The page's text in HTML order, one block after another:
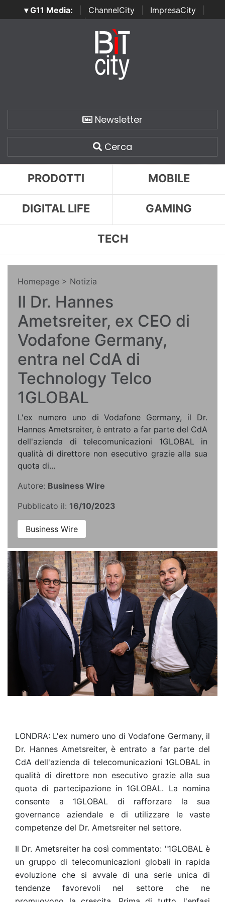
▾ G11 Media: ChannelCity ImpresaCity
SecurityOpenLab | Italian Channel Awards | Italian
Italian Security Awards
Newsletter
Cerca
PRODOTTI MOBILE
DIGITAL LIFE GAMING
TECH
Homepage > Notizia
Il Dr. Hannes
Ametsreiter, ex CEO di
Vodafone Germany,
entra nel CdA di
Technology Telco
1GLOBAL
L'ex numero uno di Vodafone Germany, il Dr.
Hannes Ametsreiter, è entrato a far parte del CdA
dell'azienda di telecomunicazioni 1GLOBAL in
qualità di direttore non esecutivo grazie alla sua
quota di...
Autore: Business Wire
Pubblicato il: 16/10/2023
Business Wire
LONDRA: L'ex numero uno di Vodafone Germany, il
Dr. Hannes Ametsreiter, è entrato a far parte del
CdA dell'azienda di telecomunicazioni 1GLOBAL in
qualità di direttore non esecutivo grazie alla sua
quota di partecipazione in 1GLOBAL. La nomina
consente a 1GLOBAL di rafforzare la sua
governance aziendale e di utilizzare le vaste
competenze del Dr. Ametsreiter nel settore.
Il Dr. Ametsreiter ha così commentato: "1GLOBAL è
un gruppo di telecomunicazioni globali in rapida
evoluzione che si avvale di una serie unica di
tendenze favorevoli nel settore che ne